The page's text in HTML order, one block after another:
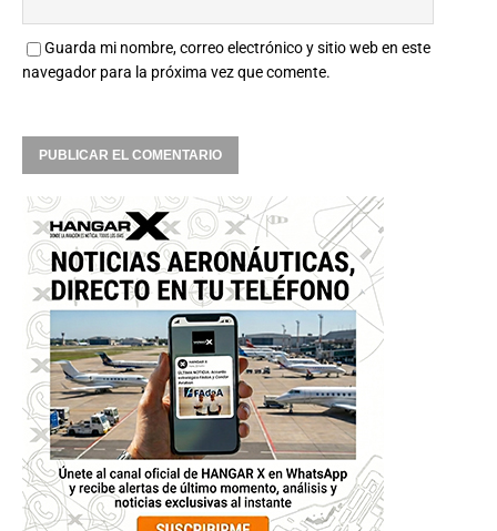
Guarda mi nombre, correo electrónico y sitio web en este
navegador para la próxima vez que comente.